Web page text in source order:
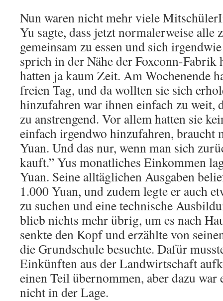
Nun waren nicht mehr viele
Yu sagte, dass jetzt normalerweise alle
gemeinsam zu essen und sich
sprich in der Nähe der Foxconn-Fabrik
hatten ja kaum Zeit. Am Wochenende
freien Tag, und da wollten sie sich
hinzufahren war ihnen einfach zu weit,
zu anstrengend. Vor allem hatten sie
einfach irgendwo hinzufahren, braucht
Yuan. Und das nur, wenn man sich
kauft.” Yus monatliches Einkommen
Yuan. Seine alltäglichen Ausgaben
1.000 Yuan, und zudem legte er auch
zu suchen und eine technische
blieb nichts mehr übrig, um es nach
senkte den Kopf und erzählte von
die Grundschule besuchte. Dafür
Einkünften aus der Landwirtschaft
einen Teil übernommen, aber dazu
nicht in der Lage.